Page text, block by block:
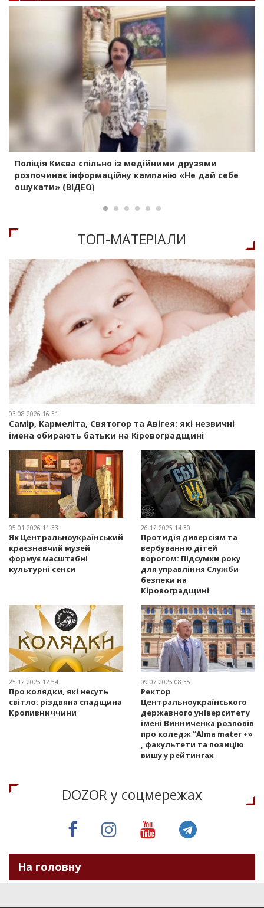
Поліція Києва спільно із медійними друзями
розпочинає інформаційну кампанію «Не дай себе
ошукати» (ВІДЕО)
ТОП-МАТЕРIАЛИ
03.08.2026 16:31
Самір, Кармеліта, Святогор та Авігея: які незвичні
імена обирають батьки на Кіровоградщині
05.01.2026 11:33
Як Центральноукраїнський
краєзнавчий музей
формує масштабні
культурні сенси
26.12.2025 14:30
Протидія диверсіям та
вербуванню дітей
ворогом: Підсумки року
для управління Служби
безпеки на
Кіровоградщині
25.12.2025 12:54
Про колядки, які несуть
світло: різдвяна спадщина
Кропивниччини
09.07.2025 08:35
Ректор
Центральноукраїнського
державного університету
імені Винниченка розповів
про коледж “Alma mater +»
, факультети та позицію
вишу у рейтингах
DOZOR у соцмережах
На головну